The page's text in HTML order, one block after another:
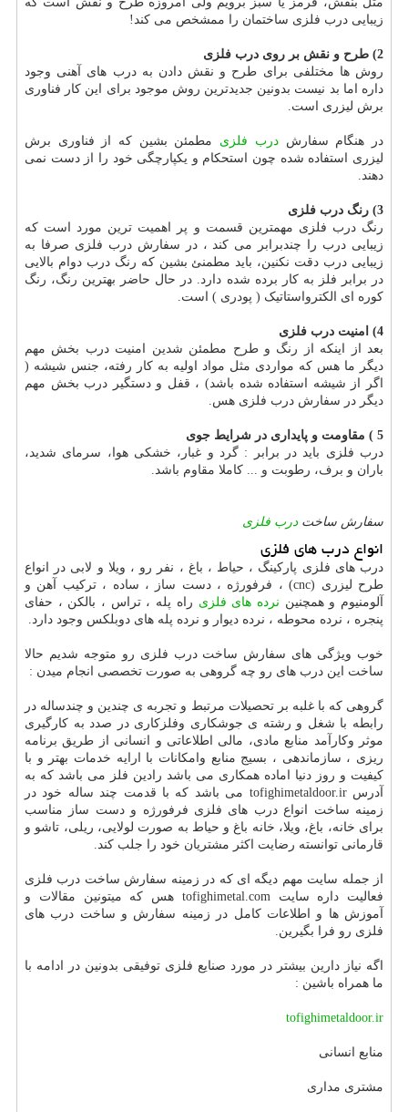
زیبایی درب فلزی ساختمان را ممشخص می کند!
2) طرح و نقش بر روی درب فلزی
روش ها مختلفی برای طرح و نقش دادن به درب های آهنی وجود
داره اما بد نیست بدونین جدیدترین روش موجود برای این کار فناوری
برش لیزری است.
در هنگام سفارش درب فلزی مطمئن بشین که از فناوری برش
لیزری استفاده شده چون استحکام و یکپارچگی خود را از دست نمی
دهند.
3) رنگ درب فلزی
رنگ درب فلزی مهمترین قسمت و پر اهمیت ترین مورد است که
زیبایی درب را چندبرابر می کند ، در سفارش درب فلزی صرفا به
زیبایی درب دقت نکنین، باید مطمنئ بشین که رنگ درب دوام بالایی
در برابر فلز به کار برده شده دارد. در حال حاضر بهترین رنگ، رنگ
کوره ای الکترواستاتیک ( پودری ) است.
4) امنیت درب فلزی
بعد از اینکه از رنگ و طرح مطمئن شدین امنیت درب بخش مهم
دیگر ما هس که مواردی مثل مواد اولیه به کار رفته، جنس شیشه (
اگر از شیشه استفاده شده باشد) ، قفل و دستگیر درب بخش مهم
دیگر در سفارش درب فلزی هس.
5 ) مقاومت و پایداری در شرایط جوی
درب فلزی باید در برابر : گرد و غبار، خشکی هوا، سرمای شدید،
باران و برف، رطوبت و ... کاملا مقاوم باشد.
سفارش ساخت درب فلزی
انواع درب های فلزی
درب های فلزی پارکینگ ، حیاط ، باغ ، نفر رو ، ویلا و لابی در انواع
طرح لیزری (cnc) ، فرفورژه ، دست ساز ، ساده ، ترکیب آهن و
آلومنیوم و همچنین نرده های فلزی راه پله ، تراس ، بالکن ، حفای
پنجره ، نرده محوطه ، نرده دیوار و نرده پله های دوبلکس وجود دارد.
خوب ویژگی های سفارش ساخت درب فلزی رو متوجه شدیم حالا
ساخت این درب های رو چه گروهی به صورت تخصصی انجام میدن :
گروهی که با غلبه بر تحصیلات مرتبط و تجربه ی چندین و چندساله در
رابطه با شغل و رشته ی جوشکاری وفلزکاری در صدد به کارگیری
موثر وکارآمد منابع مادی، مالی اطلاعاتی و انسانی از طریق برنامه
ریزی ، سازماندهی ، بسیج منابع وامکانات با ارایه خدمات بهتر و با
کیفیت و روز دنیا اماده همکاری می باشد رادین فلز می باشد که به
آدرس tofighimetaldoor.ir می باشد که با قدمت چند ساله خود در
زمینه ساخت انواع درب های فلزی فرفورژه و دست ساز مناسب
برای خانه، باغ، ویلا، خانه باغ و حیاط به صورت لولایی، ریلی، تاشو و
قارمانی توانسته رضایت اکثر مشتریان خود را جلب کند.
از جمله سایت مهم دیگه ای که در زمینه سفارش ساخت درب فلزی
فعالیت داره سایت tofighimetal.com هس که میتونین مقالات و
آموزش ها و اطلاعات کامل در زمینه سفارش و ساخت درب های
فلزی رو فرا بگیرین.
اگه نیاز دارین بیشتر در مورد صنایع فلزی توفیقی بدونین در ادامه با
ما همراه باشین :
tofighimetaldoor.ir
منابع انسانی
مشتری مداری